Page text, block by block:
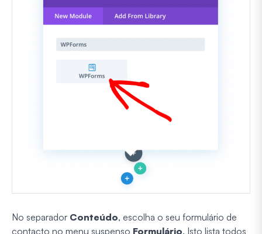
No separador Conteúdo, escolha o seu formulário de
contacto no menu suspenso Formulário. Isto lista todos